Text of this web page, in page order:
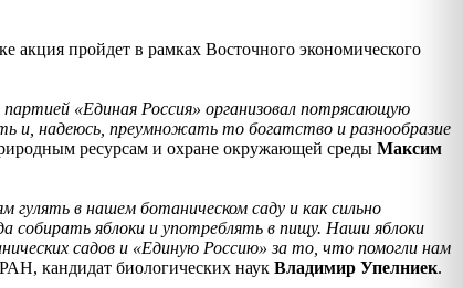
пройдет в рамках Восточного экономического
«Единая Россия» организовал потрясающую
и, надеюсь, преумножать то богатство и разнообразие
ресурсам и охране окружающей среды Максим
гулять в нашем ботаническом саду и как сильно
собирать яблоки и употреблять в пищу. Наши яблоки
садов и «Единую Россию» за то, что помогли нам
кандидат биологических наук Владимир Упелниек.